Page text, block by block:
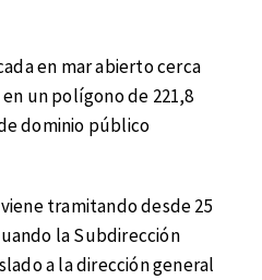
en mar abierto cerca
un polígono de 221,8
dominio público
tramitando desde 25
la Subdirección
a la dirección general